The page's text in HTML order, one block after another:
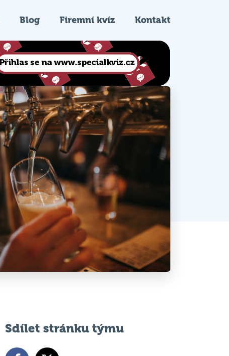
Blog Firemní kvíz Kontakt
Sdílet stránku týmu